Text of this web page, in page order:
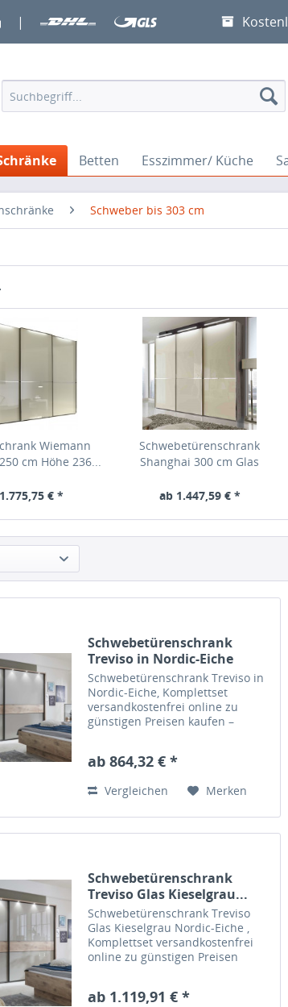
|
Betten Esszimmer/ Küche
Schweber bis 303 cm
Wiemann
cm Höhe 236...
€ *
Schwebetürenschrank
Shanghai 300 cm Glas
ab 1.447,59 € *
Schwebetürenschrank
Treviso in Nordic-Eiche
Schwebetürenschrank Treviso in
Nordic-Eiche, Komplettset
versandkostenfrei online zu
günstigen Preisen kaufen –
ab 864,32 € *
Vergleichen Merken
Schwebetürenschrank
Treviso Glas Kieselgrau...
Schwebetürenschrank Treviso
Glas Kieselgrau Nordic-Eiche ,
Komplettset versandkostenfrei
online zu günstigen Preisen
ab 1.119,91 € *